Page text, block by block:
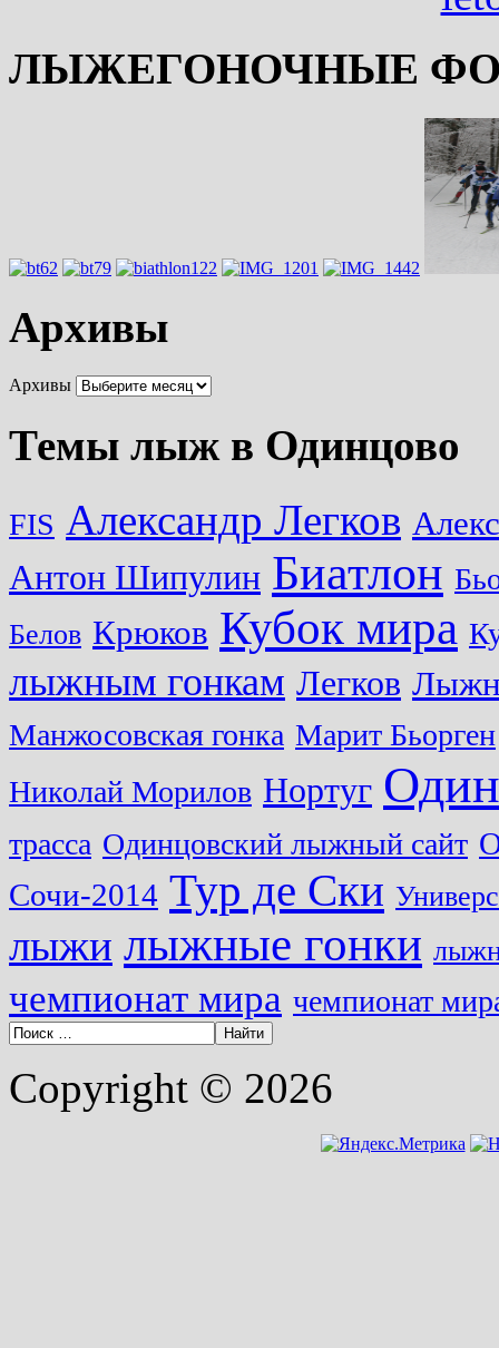
ЛЫЖЕГОНОЧНЫЕ
Архивы
Архивы
Темы лыж в Одинцово
FIS Александр Легков
Антон Шипулин Биатлон
Белов Крюков Кубок мира
лыжным гонкам Легков
Манжосовская гонка Марит Бьорген
Николай Морилов Нортуг
трасса Одинцовский лыжный сайт
Сочи-2014 Тур де Ски
лыжи лыжные гонки
чемпионат мира чемпионат
Copyright © 2026